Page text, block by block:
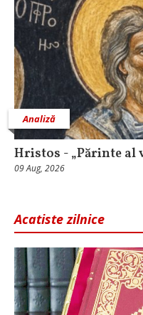
Analiză
Hristos - „Părinte al
09 Aug, 2026
Acatiste zilnice